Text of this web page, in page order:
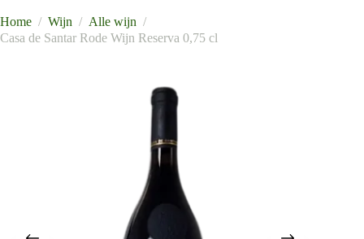
Home / Wijn / Alle wijn /
Casa de Santar Rode Wijn Reserva 0,75 cl